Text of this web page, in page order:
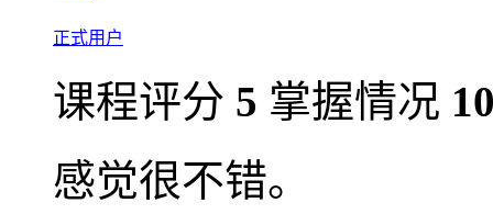
正式用户
课程评分 5 掌握情况
感觉很不错。